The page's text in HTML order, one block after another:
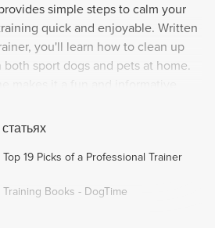
simple steps to calm your
quick and enjoyable. Written
you'll learn how to clean up
sport dogs and pets at home.
trainer with you every step of
dog from emotional to thoughtful
enriched life with your best
статьях
19 Picks of a Professional Trainer
Books - DogTime